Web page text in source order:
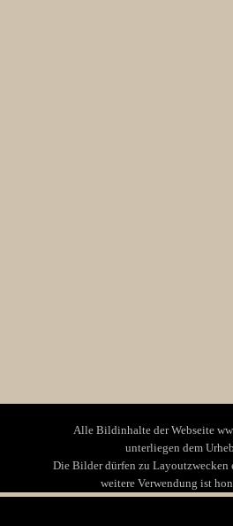
Alle Bildinhalte der Webseite
unterliegen dem
Die Bilder dürfen zu Layoutzwecken
weitere Verwendung ist